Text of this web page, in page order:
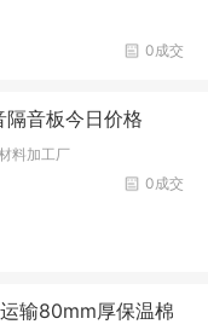
0成交
隔音板今日价格
料加工厂
0成交
输80mm厚保温棉